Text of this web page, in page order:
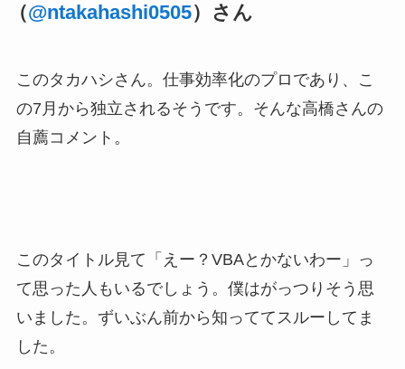
（@ntakahashi0505）さん
このタカハシさん。仕事効率化のプロであり、こ
の7月から独立されるそうです。そんな高橋さんの
自薦コメント。
このタイトル見て「えー？VBAとかないわー」っ
て思った人もいるでしょう。僕はがっつりそう思
いました。ずいぶん前から知っててスルーしてま
した。